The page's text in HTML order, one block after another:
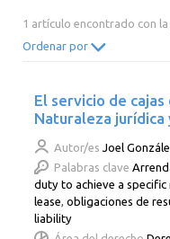
1 artículo encontrado con
Ordenar por
El servicio de
Naturaleza jurídica
Autor/es Joel
Palabras clave
duty to achieve a specific
lease,obligaciones de
liability